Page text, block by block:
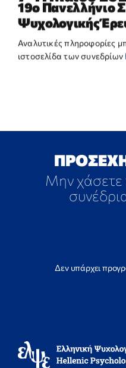
19ο Πανελλήνιο
Ψυχολογικής
Αναλυτικές πληροφορίες
ιστοσελίδα των συνεδρίων
Μην χάσετε
Δεν υπάρχει